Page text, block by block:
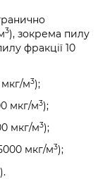
mass
3), зокрема пилу
фракції 10
м3);
мкг/м3);
мкг/м3);
мкг/м3);
).